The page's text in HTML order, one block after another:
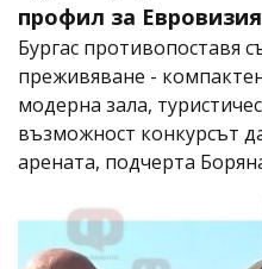
профил за
Бургас противопоставя
преживяване -
модерна зала,
възможност конкурсът
арената, подчерта